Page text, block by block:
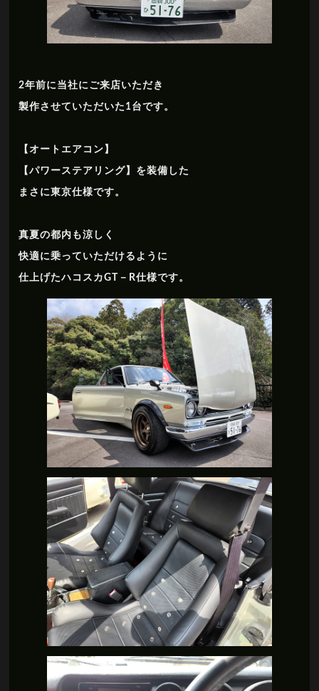
2年前に当社にご来店いただき
製作させていただいた1台です。
【オートエアコン】
【パワーステアリング】を装備した
まさに東京仕様です。
真夏の都内も涼しく
快適に乗っていただけるように
仕上げたハコスカGT－R仕様です。